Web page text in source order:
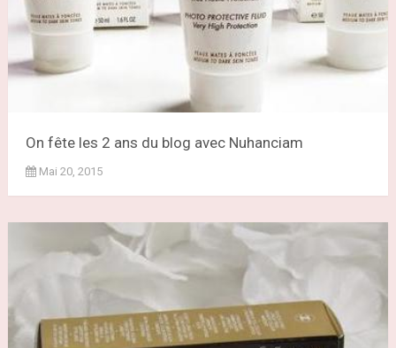
On fête les 2 ans du blog avec Nuhanciam
Mai 20, 2015